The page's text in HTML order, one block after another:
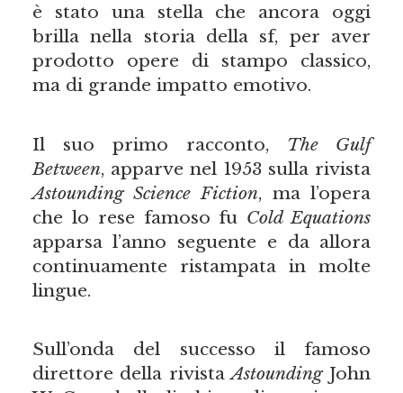
è stato una stella che ancora oggi
brilla nella storia della sf, per aver
prodotto opere di stampo classico,
ma di grande impatto emotivo.
Il suo primo racconto, The Gulf
Between, apparve nel 1953 sulla rivista
Astounding Science Fiction, ma l’opera
che lo rese famoso fu Cold Equations
apparsa l’anno seguente e da allora
continuamente ristampata in molte
lingue.
Sull’onda del successo il famoso
direttore della rivistaAstoundingJohn